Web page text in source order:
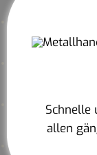
Schnelle
allen